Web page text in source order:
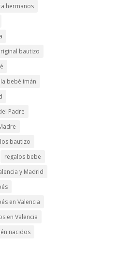
hermanos
bautizo
bebé imán
Padre
bautizo
regalos bebe
y Madrid
en Valencia
en Valencia
nacidos